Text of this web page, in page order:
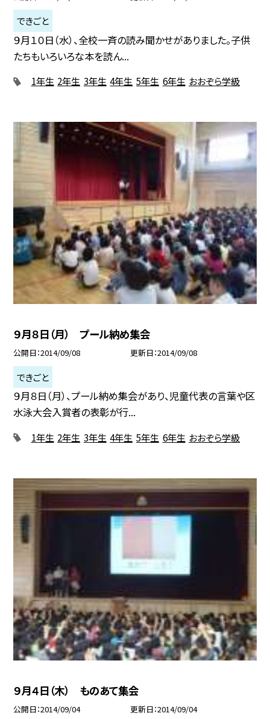
できごと
９月１０日（水）、全校一斉の読み聞かせがありました。子供
たちもいろいろな本を読ん...
1年生 2年生 3年生 4年生 5年生 6年生 おおぞら学級
９月８日（月） プール納め集会
公開日 2014/09/08 更新日 2014/09/08
できごと
９月８日（月）、プール納め集会があり、児童代表の言葉や区
水泳大会入賞者の表彰が行...
1年生 2年生 3年生 4年生 5年生 6年生 おおぞら学級
９月４日（木） ものあて集会
公開日 2014/09/04 更新日 2014/09/04